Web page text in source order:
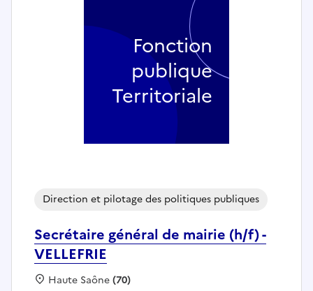
Secrétaire général de mairie (h/f) -
VELLEFRIE
Direction et pilotage des politiques publiques
Localisation :
Haute Saône(70)
Fonction
publique
Territoriale